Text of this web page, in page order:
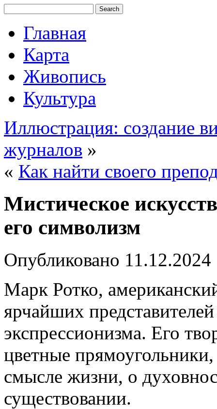
Главная
Карта
Живопись
Культура
Иллюстрация: создание
журналов »
« Как найти своего
Мистическое
его символизм
Опубликовано 11.12.2024
Марк Ротко,
ярчайших
экспрессионизма. Его
цветные
смысле жизни, о
существовании.